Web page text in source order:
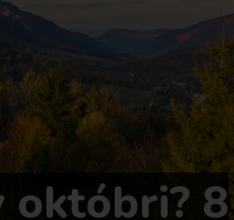
októbri? 8